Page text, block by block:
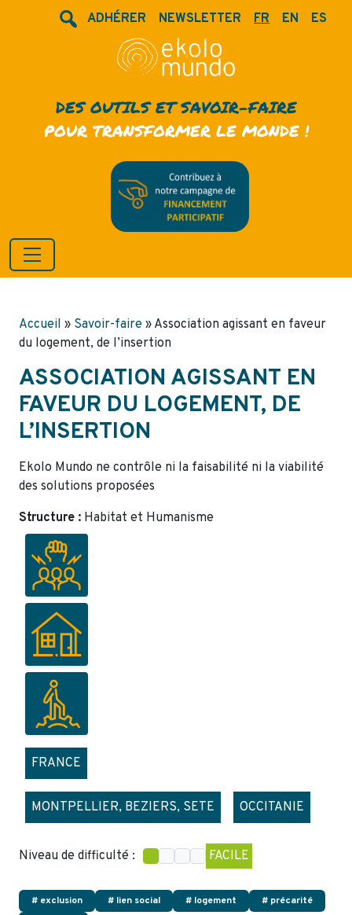
ADHÉRER NEWSLETTER FR EN ES
DES OUTILS ET SAVOIR-FAIRE
POUR TRANSFORMER LE MONDE !
Accueil » Savoir-faire » Association agissant en faveur
du logement, de l’insertion
ASSOCIATION AGISSANT EN
FAVEUR DU LOGEMENT, DE
L’INSERTION
Ekolo Mundo ne contrôle ni la faisabilité ni la viabilité
des solutions proposées
Structure : Habitat et Humanisme
FRANCE
MONTPELLIER, BEZIERS, SETE OCCITANIE
Niveau de difficulté : FACILE
# exclusion # lien social # logement
# précarité